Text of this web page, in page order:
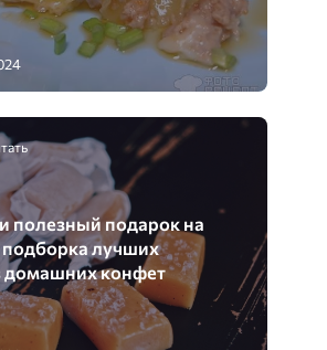
полезный подарок на
лучших
домашних конфет